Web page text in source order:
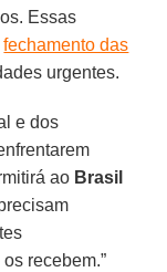
Essas
fechamento das
urgentes.
e dos
ao Brasil
recebem.”